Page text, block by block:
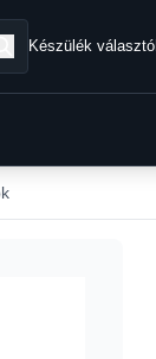
Készülék választó